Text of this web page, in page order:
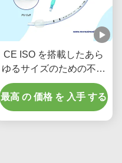
CE ISO を搭載したあら
ゆるサイズのための不妊
医療内気管
最高 の 価格 を 入手 する